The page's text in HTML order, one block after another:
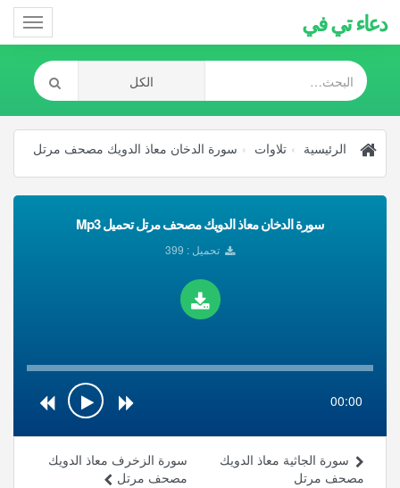
دعاء تي في
الرئيسية تلاوات سورة الدخان معاذ الدويك مصحف مرتل
سورة الدخان معاذ الدويك مصحف مرتل تحميل Mp3
تحميل : 399
00:00
سورة الزخرف معاذ الدويك
مصحف مرتل
سورة الجاثية معاذ الدويك
مصحف مرتل